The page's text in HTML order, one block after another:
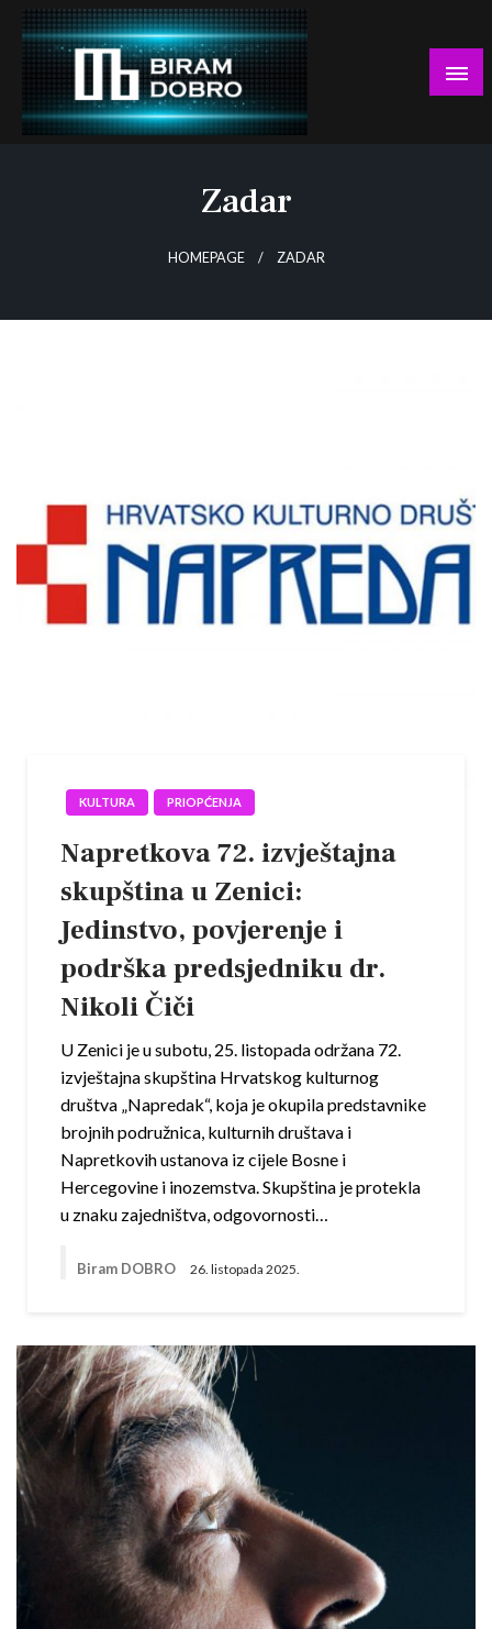
Skip
content
Zadar
HOMEPAGE ZADAR
KULTURA PRIOPĆENJA
Napretkova 72. izvještajna
skupština u Zenici:
Jedinstvo, povjerenje i
podrška predsjedniku dr.
Nikoli Čiči
U Zenici je u subotu, 25. listopada održana 72.
izvještajna skupština Hrvatskog kulturnog
društva „Napredak“, koja je okupila predstavnike
brojnih podružnica, kulturnih društava i
Napretkovih ustanova iz cijele Bosne i
Hercegovine i inozemstva. Skupština je protekla
u znaku zajedništva, odgovornosti…
Biram DOBRO 26. listopada 2025.